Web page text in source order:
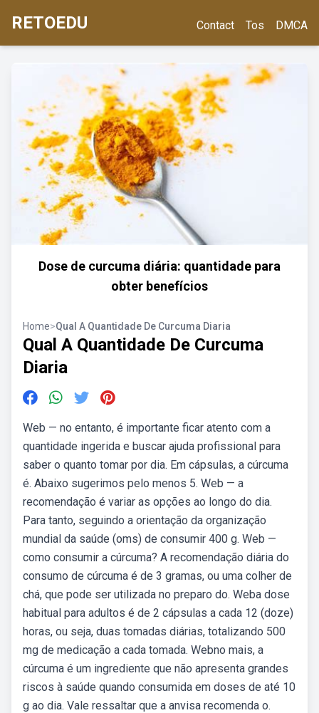
RETOEDU Contact Tos DMCA
Dose de curcuma diária: quantidade para
obter benefícios
Home>Qual A Quantidade De Curcuma Diaria
Qual A Quantidade De Curcuma
Diaria
Web — no entanto, é importante ficar atento com a
quantidade ingerida e buscar ajuda profissional para
saber o quanto tomar por dia. Em cápsulas, a cúrcuma
é. Abaixo sugerimos pelo menos 5. Web — a
recomendação é variar as opções ao longo do dia.
Para tanto, seguindo a orientação da organização
mundial da saúde (oms) de consumir 400 g. Web —
como consumir a cúrcuma? A recomendação diária do
consumo de cúrcuma é de 3 gramas, ou uma colher de
chá, que pode ser utilizada no preparo do. Weba dose
habitual para adultos é de 2 cápsulas a cada 12 (doze)
horas, ou seja, duas tomadas diárias, totalizando 500
mg de medicação a cada tomada. Webno mais, a
cúrcuma é um ingrediente que não apresenta grandes
riscos à saúde quando consumida em doses de até 10
g ao dia. Vale ressaltar que a anvisa recomenda o.